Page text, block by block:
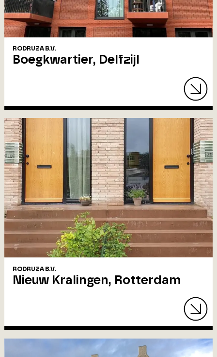
RODRUZA B.V.
Boegkwartier, Delfzijl
RODRUZA B.V.
Nieuw Kralingen, Rotterdam